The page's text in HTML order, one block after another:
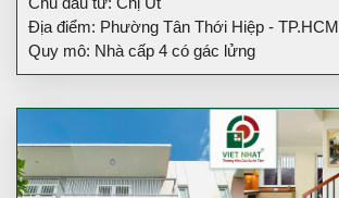
Địa điểm: Phường Tân Thới Hiệp - TP.HCM
Quy mô: Nhà cấp 4 có gác lửng